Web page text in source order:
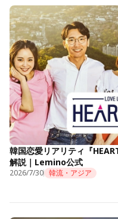
韓国恋愛リアリティ『
解説｜Lemino公式
2026/7/30 韓流・アジア